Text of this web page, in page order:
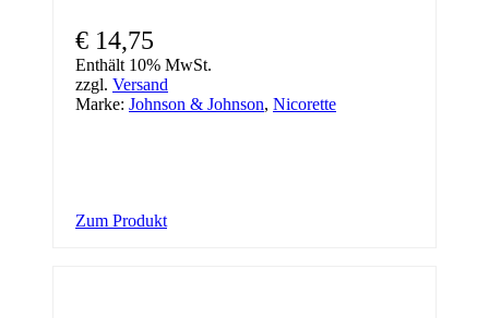
€ 14,75
Enthält 10% MwSt.
zzgl. Versand
Marke: Johnson & Johnson, Nicorette
Zum Produkt